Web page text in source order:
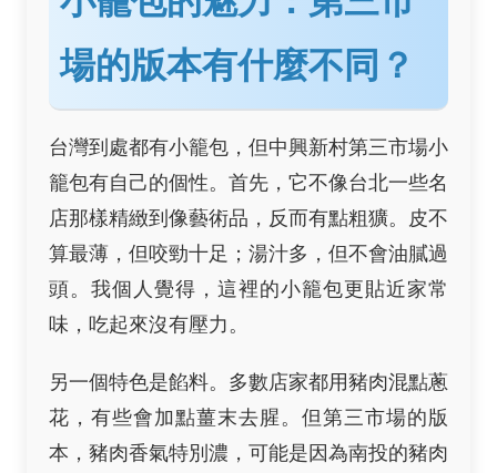
場的版本有什麼不同？
台灣到處都有小籠包，但中興新村第三市場小
籠包有自己的個性。首先，它不像台北一些名
店那樣精緻到像藝術品，反而有點粗獷。皮不
算最薄，但咬勁十足；湯汁多，但不會油膩過
頭。我個人覺得，這裡的小籠包更貼近家常
味，吃起來沒有壓力。
另一個特色是餡料。多數店家都用豬肉混點蔥
花，有些會加點薑末去腥。但第三市場的版
本，豬肉香氣特別濃，可能是因為南投的豬肉